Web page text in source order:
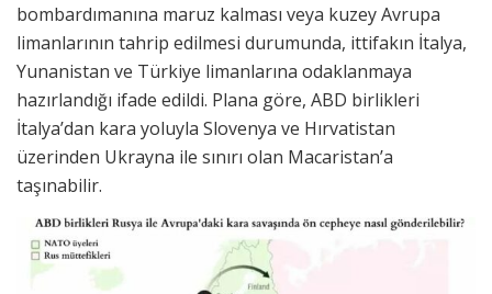
bombardımanına maruz kalması veya kuzey Avrupa
limanlarının tahrip edilmesi durumunda, ittifakın İtalya,
Yunanistan ve Türkiye limanlarına odaklanmaya
hazırlandığı ifade edildi. Plana göre, ABD birlikleri
İtalya’dan kara yoluyla Slovenya ve Hırvatistan
üzerinden Ukrayna ile sınırı olan Macaristan’a
taşınabilir.